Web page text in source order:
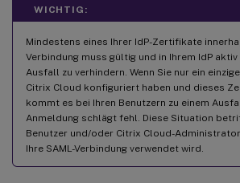
WICHTIG:
Mindestens eines Ihrer IdP-Zertifikate
Verbindung muss gültig und in Ihrem IdP aktiv
Ausfall zu verhindern. Wenn Sie nur ein
Citrix Cloud konfiguriert haben und dieses
kommt es bei Ihren Benutzern zu einem
Anmeldung schlägt fehl. Diese Situation
Benutzer und/oder Citrix Cloud-
Ihre SAML-Verbindung verwendet wird.